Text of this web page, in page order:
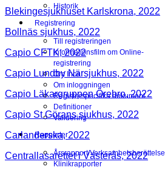
Historik
Registrering
Till registreringen
Informationsfilm om Online-
registrering
Om Inca
Om inloggningen
Registerspecifika dokument
Definitioner
Validering
Rapporter
Årsrapport/Verksamhetsberättelse
Klinikrapporter
Blekingesjukhuset Karlskrona, 2022
Bollnäs sjukhus, 2022
Capio CFTK, 2022
Capio Lundby Närsjukhus, 2022
Capio Läkargruppen Örebro, 2022
Capio St Görans sjukhus, 2022
Carlanderska, 2022
Centrallasarettet i Västerås, 2022